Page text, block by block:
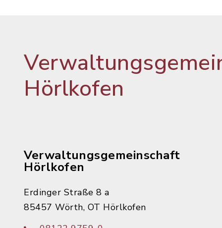
Hörlkofen
Verwaltungsgemeinschaft
Hörlkofen
Erdinger Straße 8 a
85457 Wörth, OT Hörlkofen